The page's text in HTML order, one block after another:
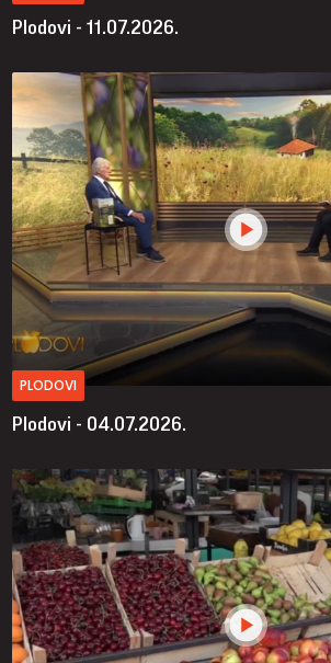
Plodovi - 11.07.2026.
PLODOVI
Plodovi - 04.07.2026.